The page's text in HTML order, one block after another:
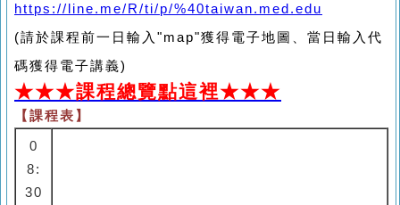
https://line.me/R/ti/p/%40taiwan.med.edu
(請於課程前一日輸入 "map"獲得電子地圖、當日輸入代
碼獲得電子講義)
★★★課程總覽點這裡★★★
【課程表】
0
8:
30